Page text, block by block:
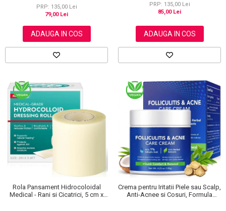
PRP: 135,00 Lei
79,00 Lei
ADAUGA IN COS
PRP: 135,00 Lei
85,00 Lei
ADAUGA IN COS
Rola Pansament Hidrocoloidal
Medical - Rani si Cicatrici, 5 cm x
Crema pentru Iritatii Piele sau Scalp,
Anti-Acnee si Cosuri, Formula